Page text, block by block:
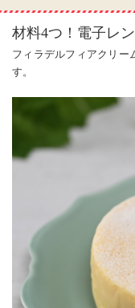
材料4つ！電子レ
フィラデルフィアクリー
す。